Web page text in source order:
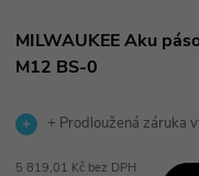
MILWAUKEE Aku
M12 BS-0
+ Prodloužená záruka
5 819,01 Kč bez DPH